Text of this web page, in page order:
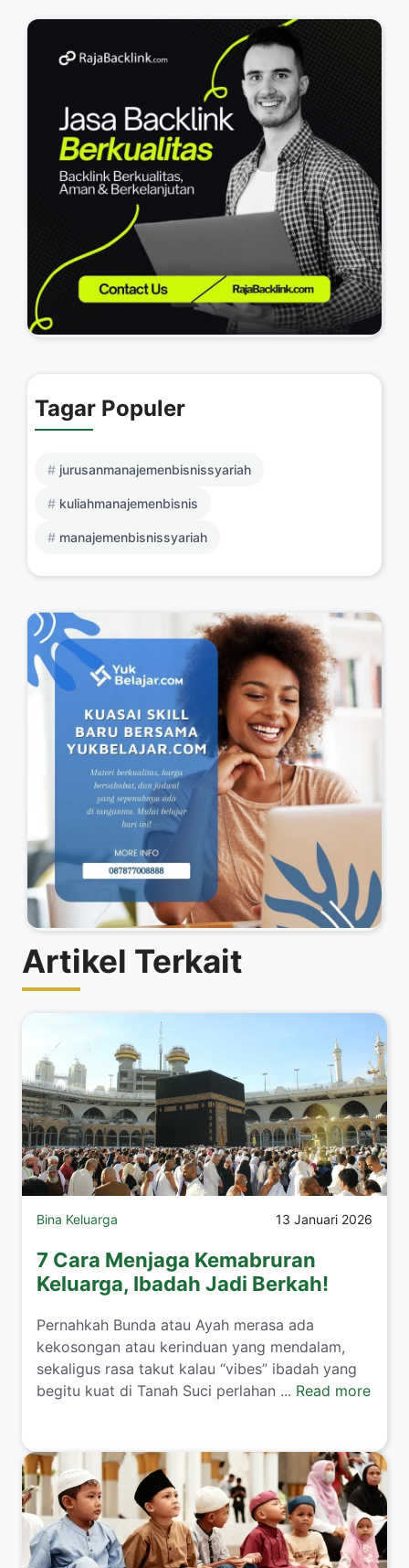
Tagar Populer
jurusanmanajemenbisnissyariah
kuliahmanajemenbisnis
manajemenbisnissyariah
Artikel Terkait
Bina Keluarga 13 Januari 2026
7 Cara Menjaga Kemabruran
Keluarga, Ibadah Jadi Berkah!
​Pernahkah Bunda atau Ayah merasa ada
kekosongan atau kerinduan yang mendalam,
sekaligus rasa takut kalau “vibes” ibadah yang
begitu kuat di Tanah Suci perlahan ... Read more